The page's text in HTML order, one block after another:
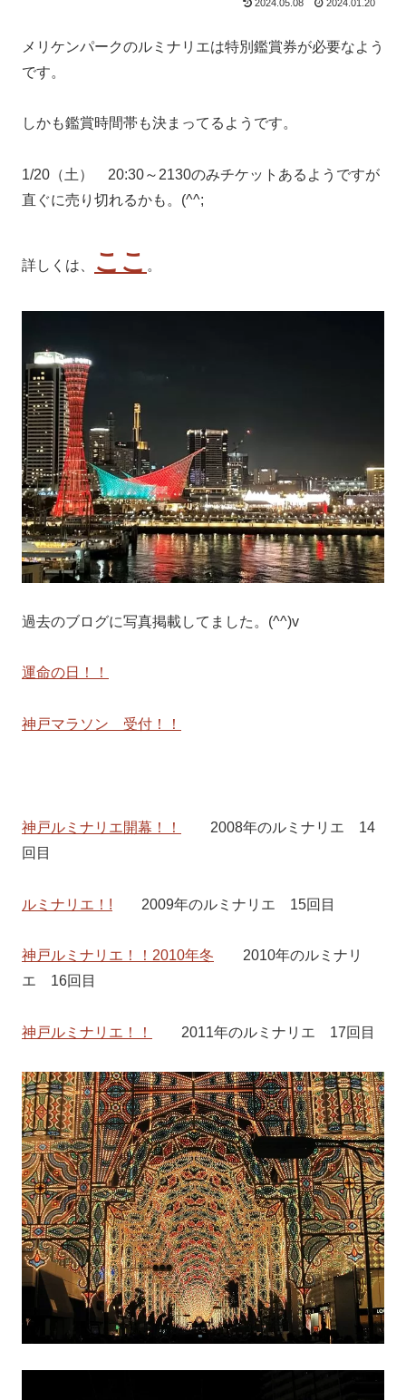
2024.05.08 2024.01.20
メリケンパークのルミナリエは特別鑑賞券が必要なよう
です。
しかも鑑賞時間帯も決まってるようです。
1/20（土） 20:30～2130のみチケットあるようですが
直ぐに売り切れるかも。(^^;
詳しくは、 ここ 。
過去のブログに写真掲載してました。(^^)v
運命の日！！
神戸マラソン 受付！！
神戸ルミナリエ開幕！！
2008年のルミナリエ 14
回目
ルミナリエ！! 2009年のルミナリエ 15回目
神戸ルミナリエ！！2010年冬 2010年のルミナリ
エ 16回目
神戸ルミナリエ！！ 2011年のルミナリエ 17回目